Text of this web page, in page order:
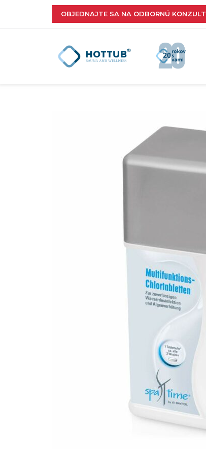
OBJEDNAJTE SA NA ODBORNÚ